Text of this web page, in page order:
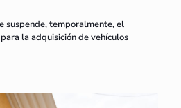
suspende, temporalmente, el
la adquisición de vehículos